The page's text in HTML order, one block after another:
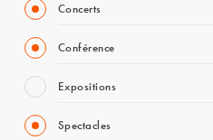
Concerts
Conférence
Expositions
Spectacles